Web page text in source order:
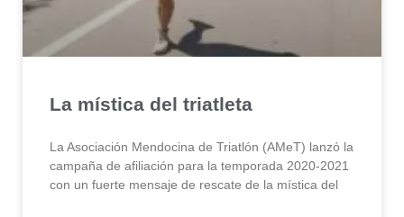
La mística del triatleta
La Asociación Mendocina de Triatlón (AMeT) lanzó la
campaña de afiliación para la temporada 2020-2021
con un fuerte mensaje de rescate de la mística del